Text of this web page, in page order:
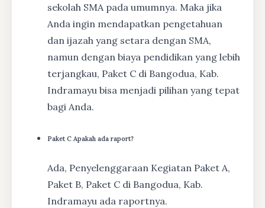
sekolah SMA pada umumnya. Maka jika
Anda ingin mendapatkan pengetahuan
dan ijazah yang setara dengan SMA,
namun dengan biaya pendidikan yang lebih
terjangkau, Paket C di Bangodua, Kab.
Indramayu bisa menjadi pilihan yang tepat
bagi Anda.
Paket C Apakah ada raport?
Ada, Penyelenggaraan Kegiatan Paket A,
Paket B, Paket C di Bangodua, Kab.
Indramayu ada raportnya.